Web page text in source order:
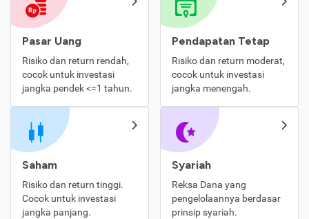
Pasar Uang
Risiko dan return rendah,
cocok untuk investasi
jangka pendek <=1 tahun.
Pendapatan Tetap
Risiko dan return moderat,
cocok untuk investasi
jangka menengah.
Saham
Risiko dan return tinggi.
Cocok untuk investasi
jangka panjang.
Syariah
Reksa Dana yang
pengelolaannya berdasar
prinsip syariah.